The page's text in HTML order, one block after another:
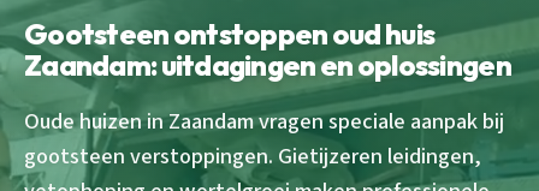
Gootsteen ontstoppen oud huis
Zaandam: uitdagingen en oplossingen
Oude huizen in Zaandam vragen speciale aanpak bij
gootsteen verstoppingen. Gietijzeren leidingen,